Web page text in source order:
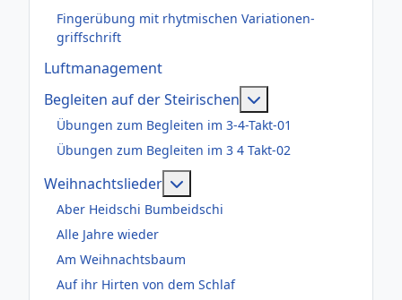
Fingerübung mit rhytmischen Variationen-
griffschrift
Luftmanagement
Begleiten auf der Steirischen
Übungen zum Begleiten im 3-4-Takt-01
Übungen zum Begleiten im 3 4 Takt-02
Weihnachtslieder
Aber Heidschi Bumbeidschi
Alle Jahre wieder
Am Weihnachtsbaum
Auf ihr Hirten von dem Schlaf